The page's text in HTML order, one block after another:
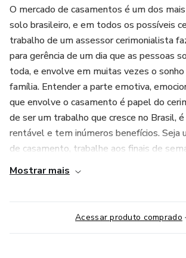
O mercado de casamentos é um dos
solo brasileiro, e em todos os possíveis
trabalho de um assessor cerimonialista
para gerência de um dia que as pessoas
toda, e envolve em muitas vezes o
família. Entender a parte emotiva,
que envolve o casamento é papel do
de ser um trabalho que cresce no Brasil,
rentável e tem inúmeros benefícios. Seja
de casamento, trabalhe aos finais de
Mostrar mais
Acessar produto comprado